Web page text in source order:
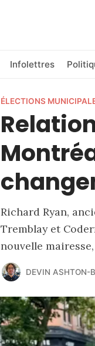
Infolettres
ÉLECTIONS
Richard Ryan,
Tremblay et
nouvelle
DEVIN ASHTON-